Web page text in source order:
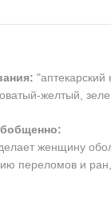
желтый,
женщину
переломов и